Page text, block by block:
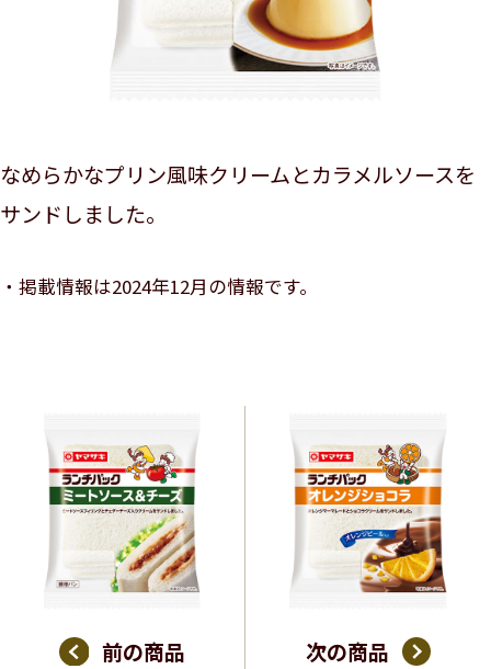
なめらかなプリン風味クリームとカラメルソースを
サンドしました。
掲載情報は2024年12月の情報です。
前の商品 次の商品